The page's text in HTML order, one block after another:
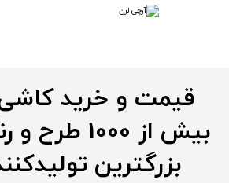
قیمت و خرید
بیش از
بزرگترین